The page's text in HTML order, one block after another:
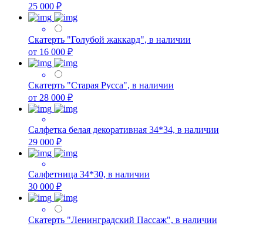
25 000 ₽
Скатерть "Голубой жаккард", в наличии
от 16 000 ₽
Скатерть "Старая Русса", в наличии
от 28 000 ₽
Салфетка белая декоративная 34*34, в наличии
29 000 ₽
Салфетница 34*30, в наличии
30 000 ₽
Скатерть "Ленинградский Пассаж", в наличии